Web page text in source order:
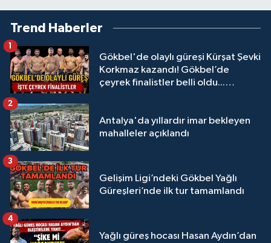
Trend Haberler
Gökbel'de olaylı güreşi Kürşat Şevki
Korkmaz kazandı! Gökbel’de
çeyrek finalistler belli oldu...
1
Antalya'da yıllardır imar bekleyen
mahalleler açıklandı
2
Gelişim Ligi’ndeki Gökbel Yağlı
Güreşleri’nde ilk tur tamamlandı
3
Yağlı güreş hocası Hasan Aydın’dan
4